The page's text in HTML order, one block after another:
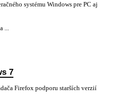
systému Windows pre PC aj
...
7
Firefox podporu starších verzií